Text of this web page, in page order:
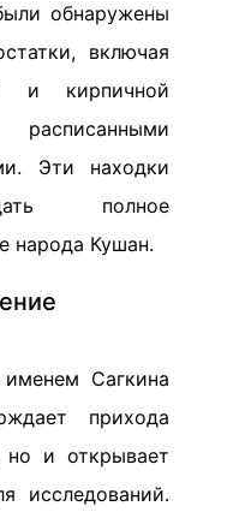
обнаружены
включая
и кирпичной
Эти находки
полное
народа Кушан.
Сагкина
прихода
и открывает
исследований.